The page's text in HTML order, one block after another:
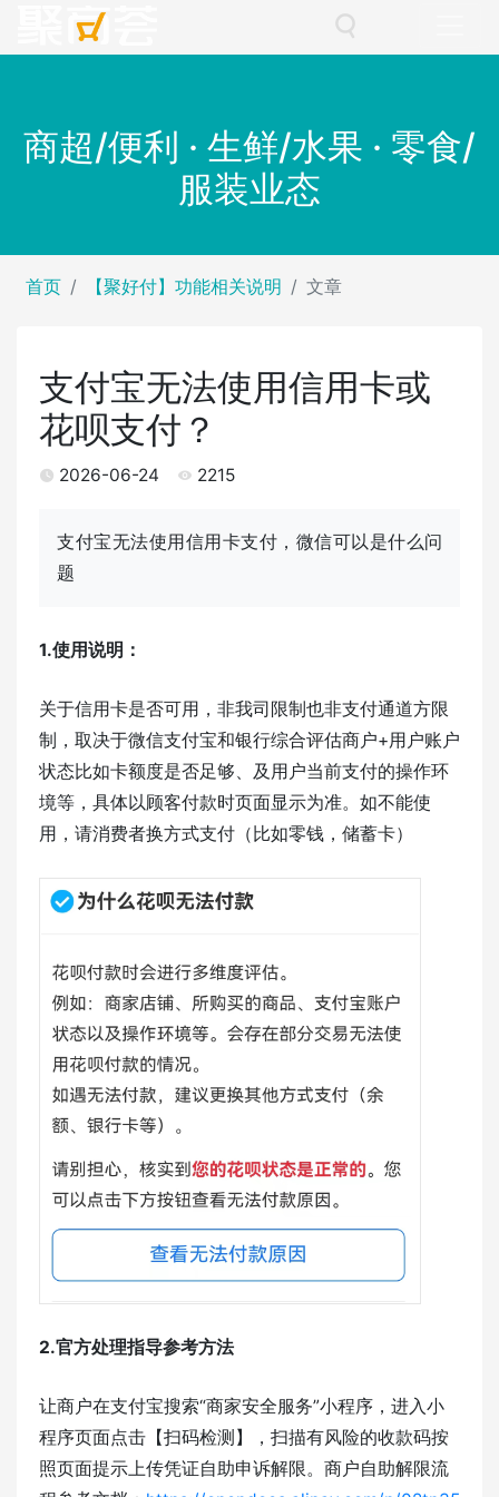
商超/便利 · 生鲜/水果 · 零食/
服装业态
首页 【聚好付】功能相关说明 文章
支付宝无法使用信用卡或
花呗支付？
2026-06-24 2215
支付宝无法使用信用卡支付，微信可以是什么问
题
1.使用说明：
关于信用卡是否可用，非我司限制也非支付通道方限
制，取决于微信支付宝和银行综合评估商户+用户账户
状态比如卡额度是否足够、及用户当前支付的操作环
境等，具体以顾客付款时页面显示为准。如不能使
用，请消费者换方式支付（比如零钱，储蓄卡）
2.官方处理指导参考方法
让商户在支付宝搜索“商家安全服务”小程序，进入小
程序页面点击【扫码检测】，扫描有风险的收款码按
照页面提示上传凭证自助申诉解限。商户自助解限流